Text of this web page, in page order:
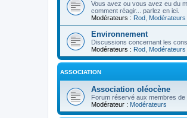
Vous avez ou vous avez eu du
comment réagir... parlez en ici.
Modérateurs : Rod Modérateurs
Environnement
Discussions concernant les
Modérateurs : Rod Modérateurs
ASSOCIATION
Association oléocène
Forum réservé aux membres
Modérateur : Modérateurs